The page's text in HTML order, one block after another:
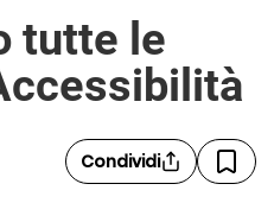
tutte le
Condividi